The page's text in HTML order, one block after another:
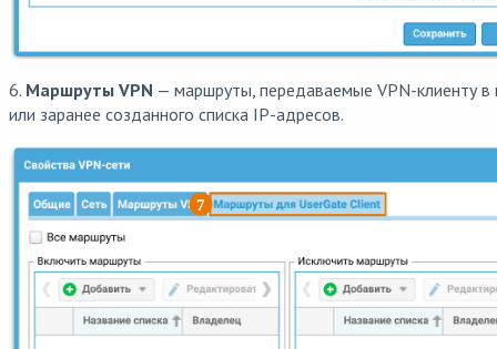
6. Маршруты VPN — маршруты, передаваемые VPN-клиенту в
или заранее созданного списка IP-адресов.